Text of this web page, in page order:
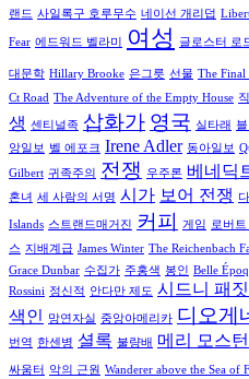
랜드 사일록구 호루무수 네이선 개리덥
Fear 에드워드 벨라미 여성 글로스터 로
대문학 Hillary Brooke 은그릇 선물 The Final
Ct Road The Adventure of the Empty House
생 센티널족 삽화가 영국 실타래
앙일보
벨 에포크 Irene Adler 동아일보
Gilbert 귀족주의 전쟁 우주론 베네딕
혼녀 세 사람의 서명 시가 보어 전쟁
Islands 스트랜드매거진 커피 게임 로버
스 지배계급 James Winter The Reichenbach
Grace Dunbar 수집가 주홍색 봉인 Belle
Rossini 정신적 안다만 제도 시드니 패짓
색인
망연자실 중앙아메리카 디오게
번역 한센병 셜록 불량배 메리 모스턴
싸움터 악의 근원 Wanderer above the Sea of